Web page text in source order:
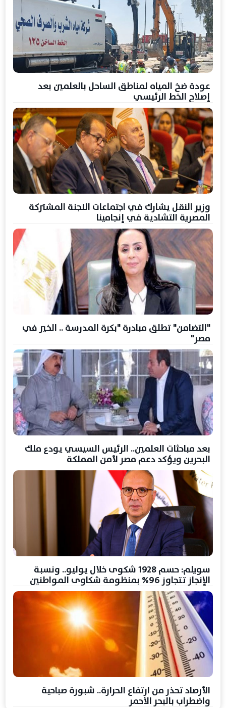
عودة ضخ المياه لمناطق الساحل بالعلمين بعد
إصلاح الخط الرئيسي
وزير النقل يشارك في اجتماعات اللجنة المشتركة
المصرية التشادية في إنجامينا
"التضامن" تطلق مبادرة "بكرة المدرسة .. الخير في
مصر"
بعد مباحثات العلمين.. الرئيس السيسي يودع ملك
البحرين ويؤكد دعم مصر لأمن المملكة
سويلم: حسم 1928 شكوى خلال يوليو.. ونسبة
الإنجاز تتجاوز 96% بمنظومة شكاوى المواطنين
الأرصاد تحذر من ارتفاع الحرارة.. شبورة صباحية
واضطراب بالبحر الأحمر